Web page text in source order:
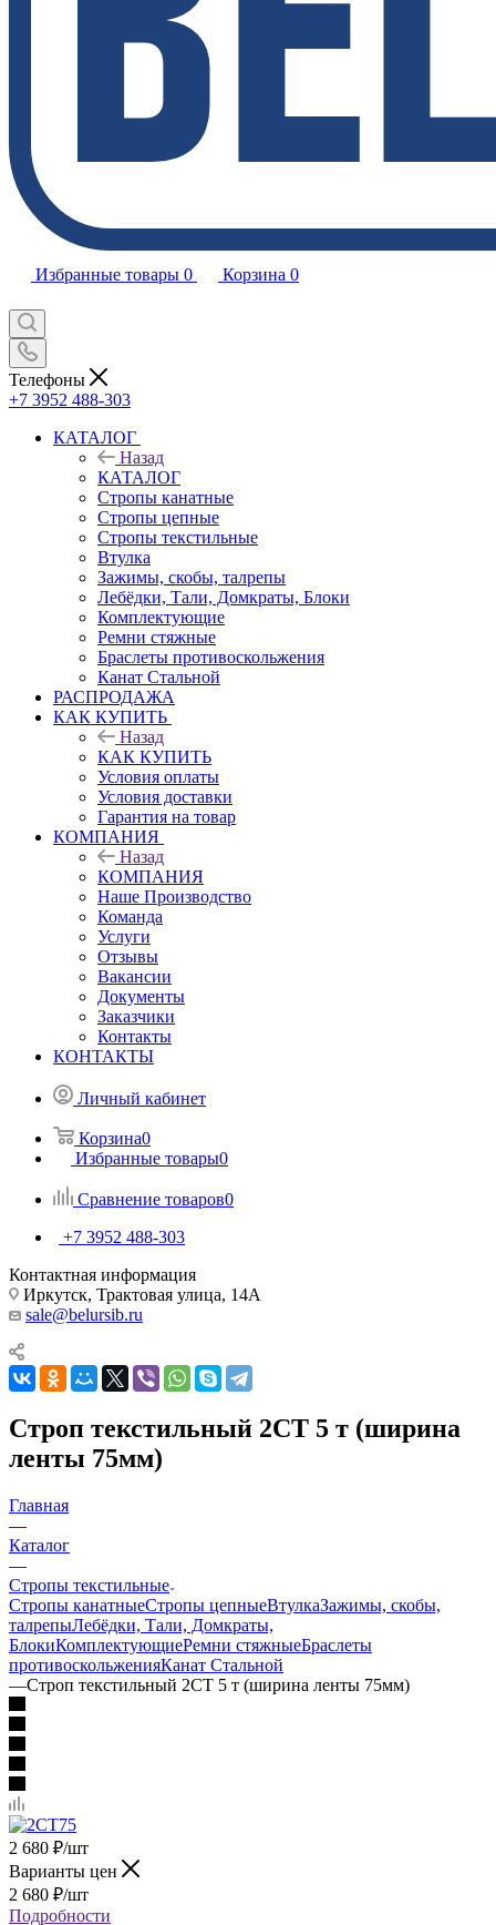
Избранные товары 0 Корзина 0
Телефоны
+7 3952 488-303
КАТАЛОГ
Назад
КАТАЛОГ
Стропы канатные
Стропы цепные
Стропы текстильные
Втулка
Зажимы, скобы, талрепы
Лебёдки, Тали, Домкраты, Блоки
Комплектующие
Ремни стяжные
Браслеты противоскольжения
Канат Стальной
РАСПРОДАЖА
КАК КУПИТЬ
Назад
КАК КУПИТЬ
Условия оплаты
Условия доставки
Гарантия на товар
КОМПАНИЯ
Назад
КОМПАНИЯ
Наше Производство
Команда
Услуги
Отзывы
Вакансии
Документы
Заказчики
Контакты
КОНТАКТЫ
Личный кабинет
Корзина0
Избранные товары0
Сравнение товаров0
+7 3952 488-303
Контактная информация
Иркутск, Трактовая улица, 14А
sale@belursib.ru
Строп текстильный 2СТ 5 т (ширина
ленты 75мм)
Главная
—
Каталог
—
Стропы текстильные
Стропы канатныеСтропы цепныеВтулкаЗажимы, скобы,
талрепыЛебёдки, Тали, Домкраты,
БлокиКомплектующиеРемни стяжныеБраслеты
противоскольженияКанат Стальной
—Строп текстильный 2СТ 5 т (ширина ленты 75мм)
2 680 ₽/шт
Варианты цен
2 680 ₽/шт
Подробности